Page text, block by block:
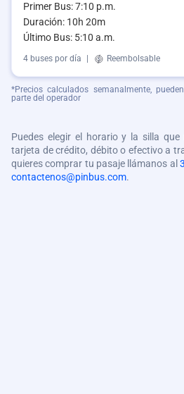
Primer Bus: 7:10 p.m.
Duración: 10h 20m
Último Bus: 5:10 a.m.
4 buses por día Reembolsable
*Precios calculados semanalmente,
parte del operador
Puedes elegir el horario y la silla
tarjeta de crédito, débito o efectivo a
quieres comprar tu pasaje llámanos al
contactenos@pinbus.com.